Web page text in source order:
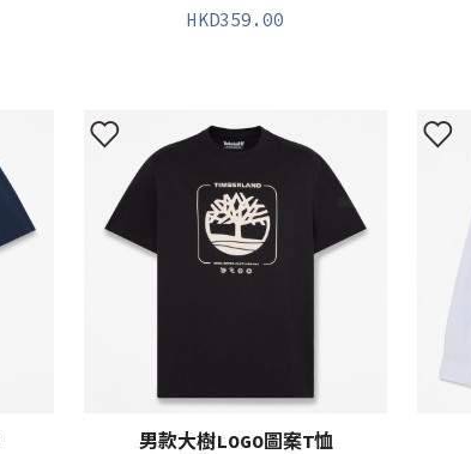
HKD359.00
男款大樹LOGO圖案T恤